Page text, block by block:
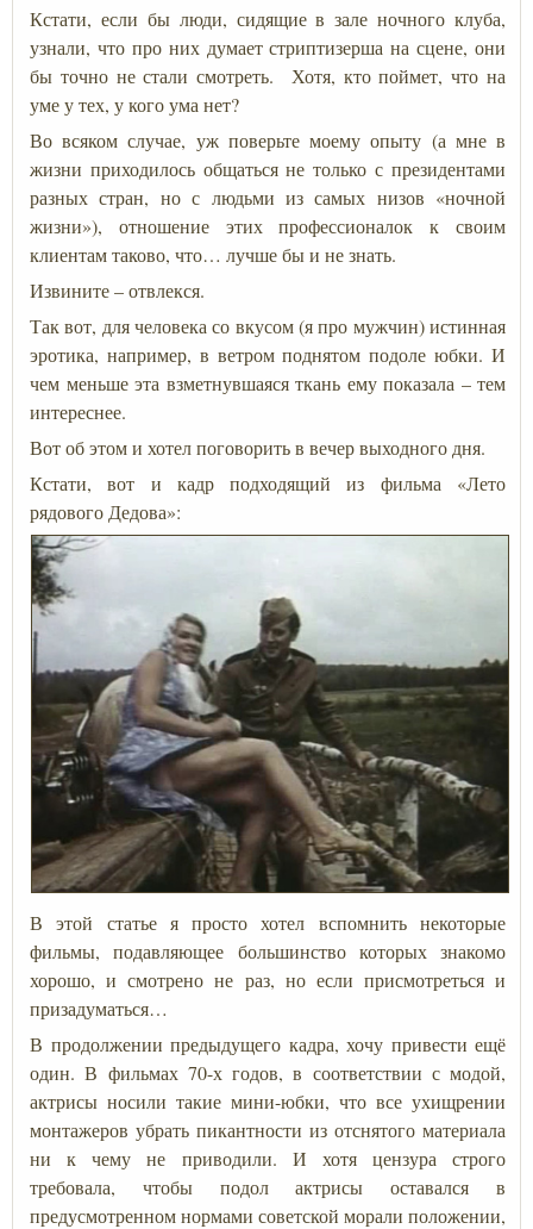
Кстати, если бы люди, сидящие в зале ночного клуба,
узнали, что про них думает стриптизерша на сцене, они
бы точно не стали смотреть. Хотя, кто поймет, что на
уме у тех, у кого ума нет?
Во всяком случае, уж поверьте моему опыту (а мне в
жизни приходилось общаться не только с президентами
разных стран, но с людьми из самых низов «ночной
жизни»), отношение этих профессионалок к своим
клиентам таково, что… лучше бы и не знать.
Извините – отвлекся.
Так вот, для человека со вкусом (я про мужчин) истинная
эротика, например, в ветром поднятом подоле юбки. И
чем меньше эта взметнувшаяся ткань ему показала – тем
интереснее.
Вот об этом и хотел поговорить в вечер выходного дня.
Кстати, вот и кадр подходящий из фильма «Лето
рядового Дедова»:
В этой статье я просто хотел вспомнить некоторые
фильмы, подавляющее большинство которых знакомо
хорошо, и смотрено не раз, но если присмотреться и
призадуматься…
В продолжении предыдущего кадра, хочу привести ещё
один. В фильмах 70-х годов, в соответствии с модой,
актрисы носили такие мини-юбки, что все ухищрении
монтажеров убрать пикантности из отснятого материала
ни к чему не приводили. И хотя цензура строго
требовала, чтобы подол актрисы оставался в
предусмотренном нормами советской морали положении,